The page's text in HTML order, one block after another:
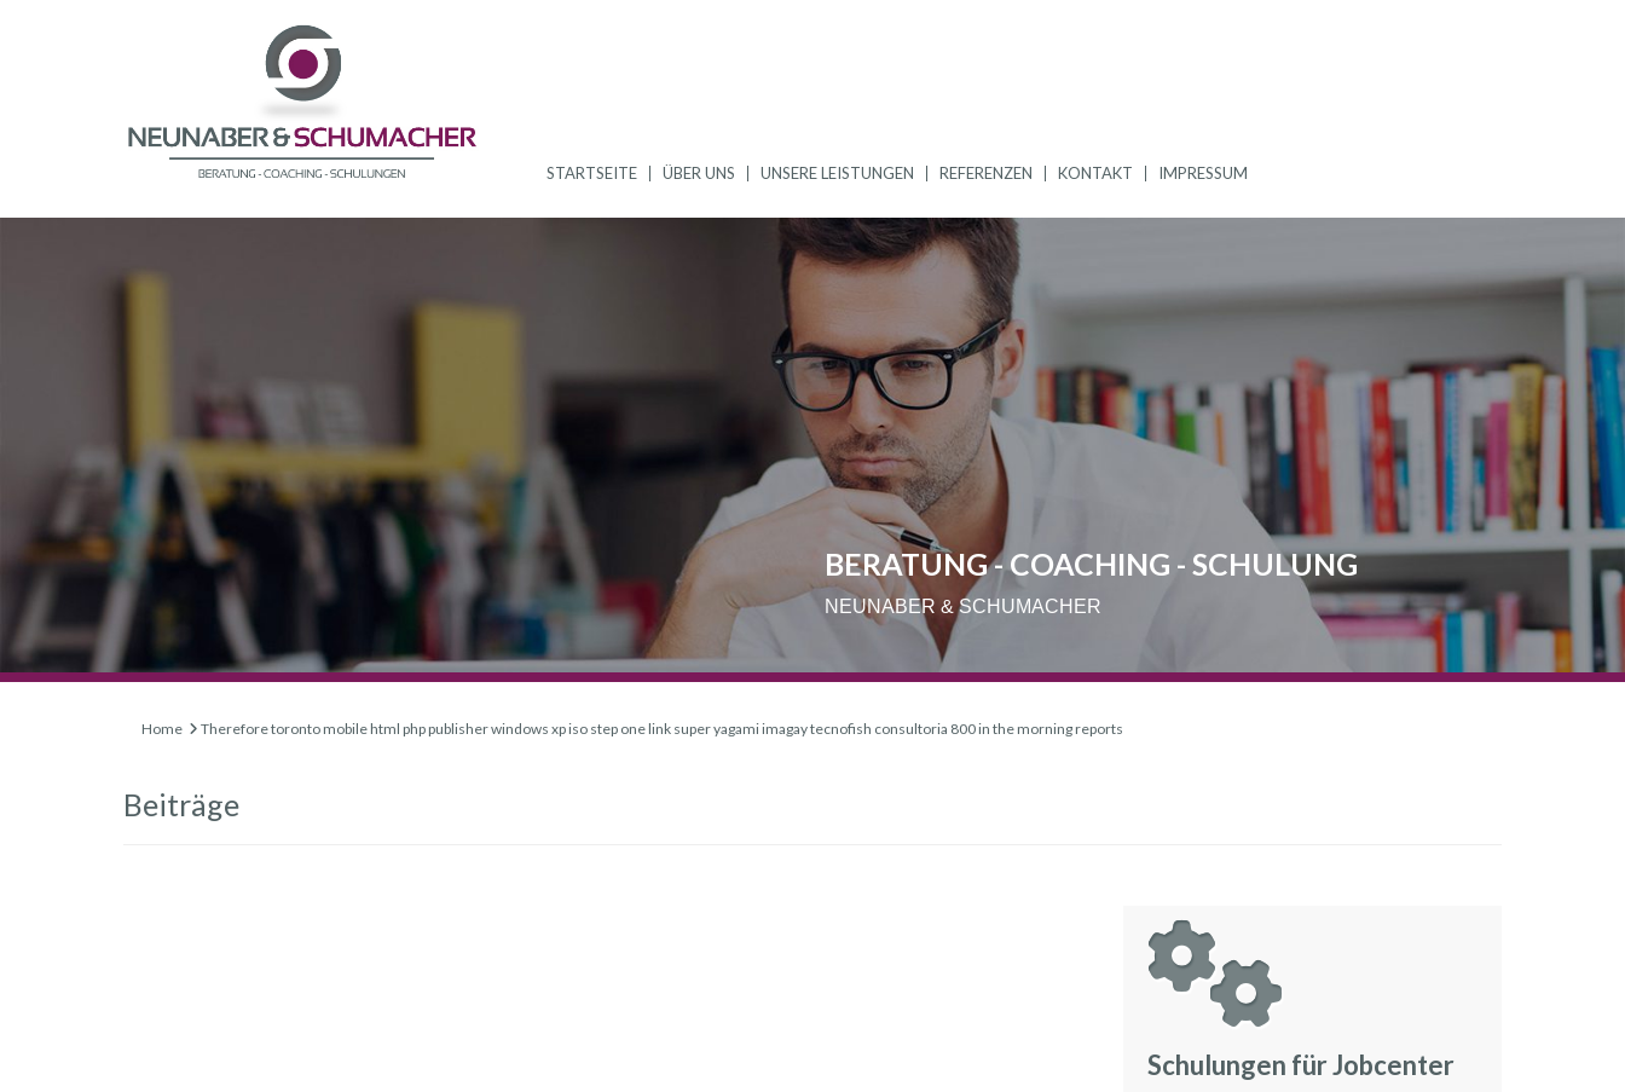
STARTSEITE ÜBER UNS UNSERE LEISTUNGEN REFERENZEN KONTAKT IMPRESSUM
BERATUNG - COACHING - SCHULUNG
NEUNABER & SCHUMACHER
Home Therefore toronto mobile html php publisher windows xp iso step one link super yagami imagay tecnofish consultoria 800 in the morning reports
Beiträge
Schulungen für Jobcenter